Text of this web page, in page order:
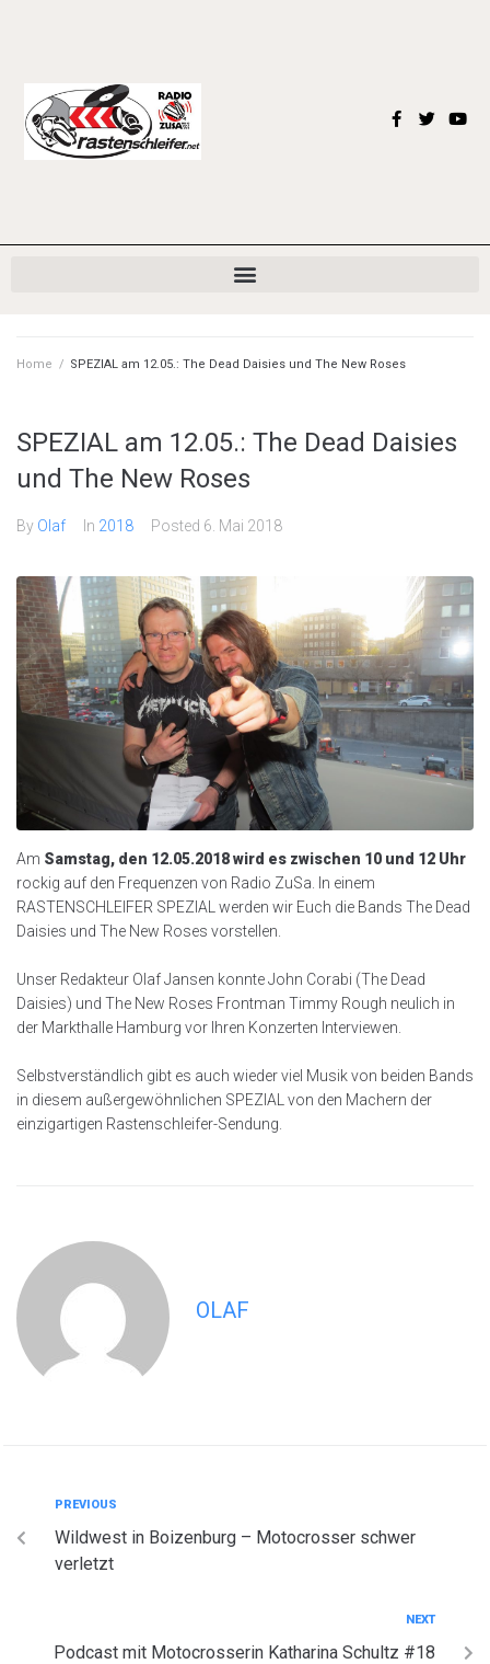
Home / SPEZIAL am 12.05.: The Dead Daisies und The New Roses
SPEZIAL am 12.05.: The Dead Daisies
und The New Roses
By Olaf In 2018 Posted 6. Mai 2018
Am Samstag, den 12.05.2018 wird es zwischen 10 und 12 Uhr
rockig auf den Frequenzen von Radio ZuSa. In einem
RASTENSCHLEIFER SPEZIAL werden wir Euch die Bands The Dead
Daisies und The New Roses vorstellen.
Unser Redakteur Olaf Jansen konnte John Corabi (The Dead
Daisies) und The New Roses Frontman Timmy Rough neulich in
der Markthalle Hamburg vor Ihren Konzerten Interviewen.
Selbstverständlich gibt es auch wieder viel Musik von beiden Bands
in diesem außergewöhnlichen SPEZIAL von den Machern der
einzigartigen Rastenschleifer-Sendung.
OLAF
PREVIOUS
Wildwest in Boizenburg – Motocrosser schwer
verletzt
NEXT
Podcast mit Motocrosserin Katharina Schultz #18